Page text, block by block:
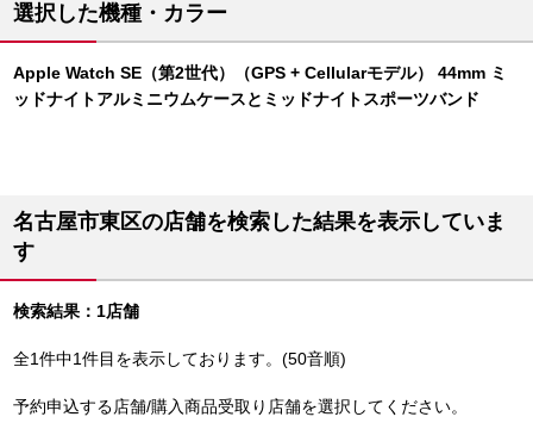
選択した機種・カラー
Apple Watch SE（第2世代）（GPS + Cellularモデル） 44mm ミ
ッドナイトアルミニウムケースとミッドナイトスポーツバンド
名古屋市東区の店舗を検索した結果を表示していま
す
検索結果：1店舗
全1件中1件目を表示しております。(50音順)
予約申込する店舗/購入商品受取り店舗を選択してください。